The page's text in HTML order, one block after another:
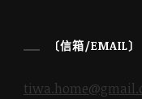
〔信箱/EMAIL〕